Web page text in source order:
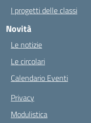
I progetti delle classi
Novità
Le notizie
Le circolari
Calendario Eventi
Privacy
Modulistica